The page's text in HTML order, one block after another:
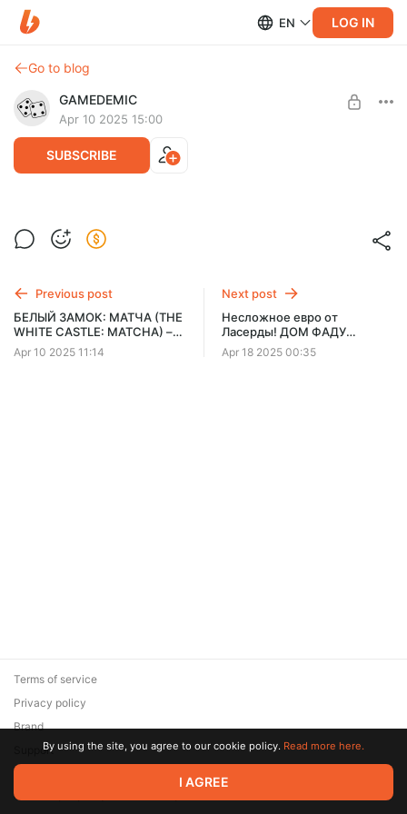
EN LOG IN
Go to blog
GAMEDEMIC
Apr 10 2025 15:00
SUBSCRIBE
Выбираем что снимать в Апреле 2025
SUBSCRIBE
Previous post
БЕЛЫЙ ЗАМОК: МАТЧА (THE
WHITE CASTLE: MATCHA) –
правила и летсплей базовой
игры с дополнением
Apr 10 2025 11:14
Next post
Несложное евро от
Ласерды! ДОМ ФАДУ
(HOUSE OF FADO) – правила
и летсплей настольной игры
Apr 18 2025 00:35
© 2026 Zaya Solutions Limited. All rights reserved. All trademarks
are the property of their respective owners.
Terms of service
Privacy policy
Brand
SupportBy using the site, you agree to our cookie policy. Read more here.
I AGREE